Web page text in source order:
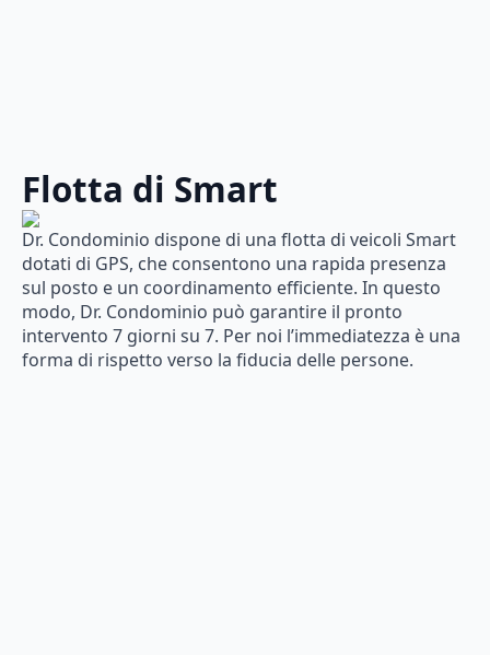
Flotta di Smart
Dr. Condominio dispone di una flotta di veicoli Smart
dotati di GPS, che consentono una rapida presenza
sul posto e un coordinamento efficiente. In questo
modo, Dr. Condominio può garantire il pronto
intervento 7 giorni su 7. Per noi l’immediatezza è una
forma di rispetto verso la fiducia delle persone.